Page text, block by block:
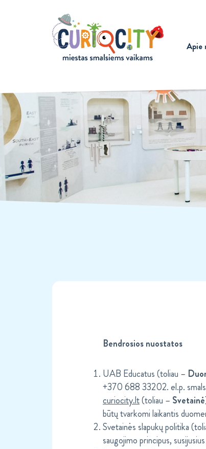
Apie
Bendrosios nuostatos
UAB Educatus (toliau –
+370 688 33202. el.p.
curiocity.lt(toliau – Svetainė
būtų tvarkomi laikantis
Svetainės slapukų politika
saugojimo principus,